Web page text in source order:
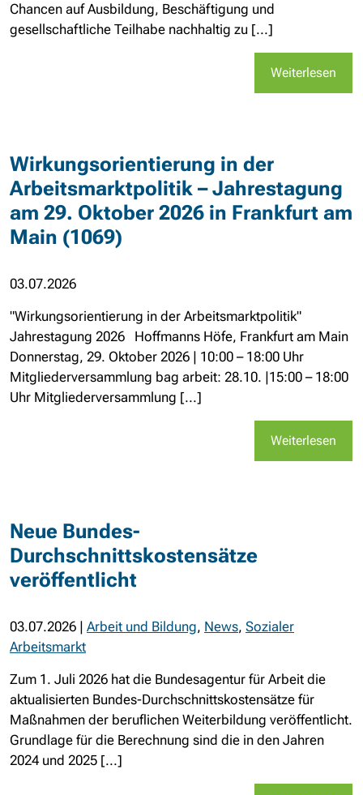
Chancen auf Ausbildung, Beschäftigung und
gesellschaftliche Teilhabe nachhaltig zu [...]
Weiterlesen
Wirkungsorientierung in der
Arbeitsmarktpolitik – Jahrestagung
am 29. Oktober 2026 in Frankfurt am
Main (1069)
03.07.2026
"Wirkungsorientierung in der Arbeitsmarktpolitik"
Jahrestagung 2026 Hoffmanns Höfe, Frankfurt am Main
Donnerstag, 29. Oktober 2026 | 10:00 – 18:00 Uhr
Mitgliederversammlung bag arbeit: 28.10. |15:00 – 18:00
Uhr Mitgliederversammlung [...]
Weiterlesen
Neue Bundes-
Durchschnittskostensätze
veröffentlicht
03.07.2026 | Arbeit und Bildung, News, Sozialer
Arbeitsmarkt
Zum 1. Juli 2026 hat die Bundesagentur für Arbeit die
aktualisierten Bundes-Durchschnittskostensätze für
Maßnahmen der beruflichen Weiterbildung veröffentlicht.
Grundlage für die Berechnung sind die in den Jahren
2024 und 2025 [...]